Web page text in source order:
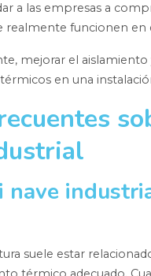
a las empresas a
realmente funcionen en
mejorar el
en una
nave
suele estar